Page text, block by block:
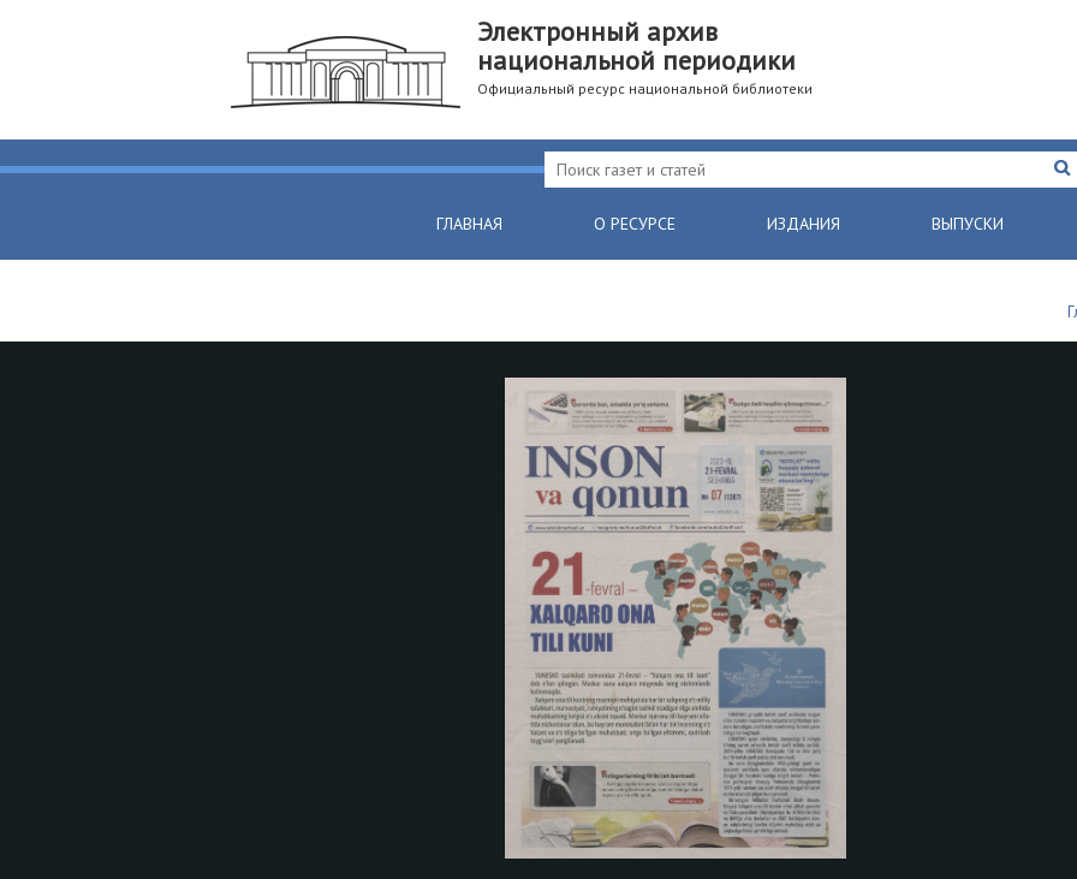
Электронный архив
национальной периодики
Официальный ресурс национальной библиотеки
ГЛАВНАЯ О РЕСУРСЕ ИЗДАНИЯ ВЫПУСКИ